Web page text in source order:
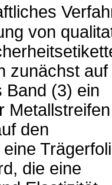
von
zunächst auf
Band (3) ein
Metallstreifen
den
die eine